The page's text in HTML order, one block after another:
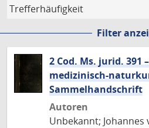
Filter
2 Cod. Ms. jurid. 391
medizinisch-
Sammelhandschrift
Autoren
Unbekannt;